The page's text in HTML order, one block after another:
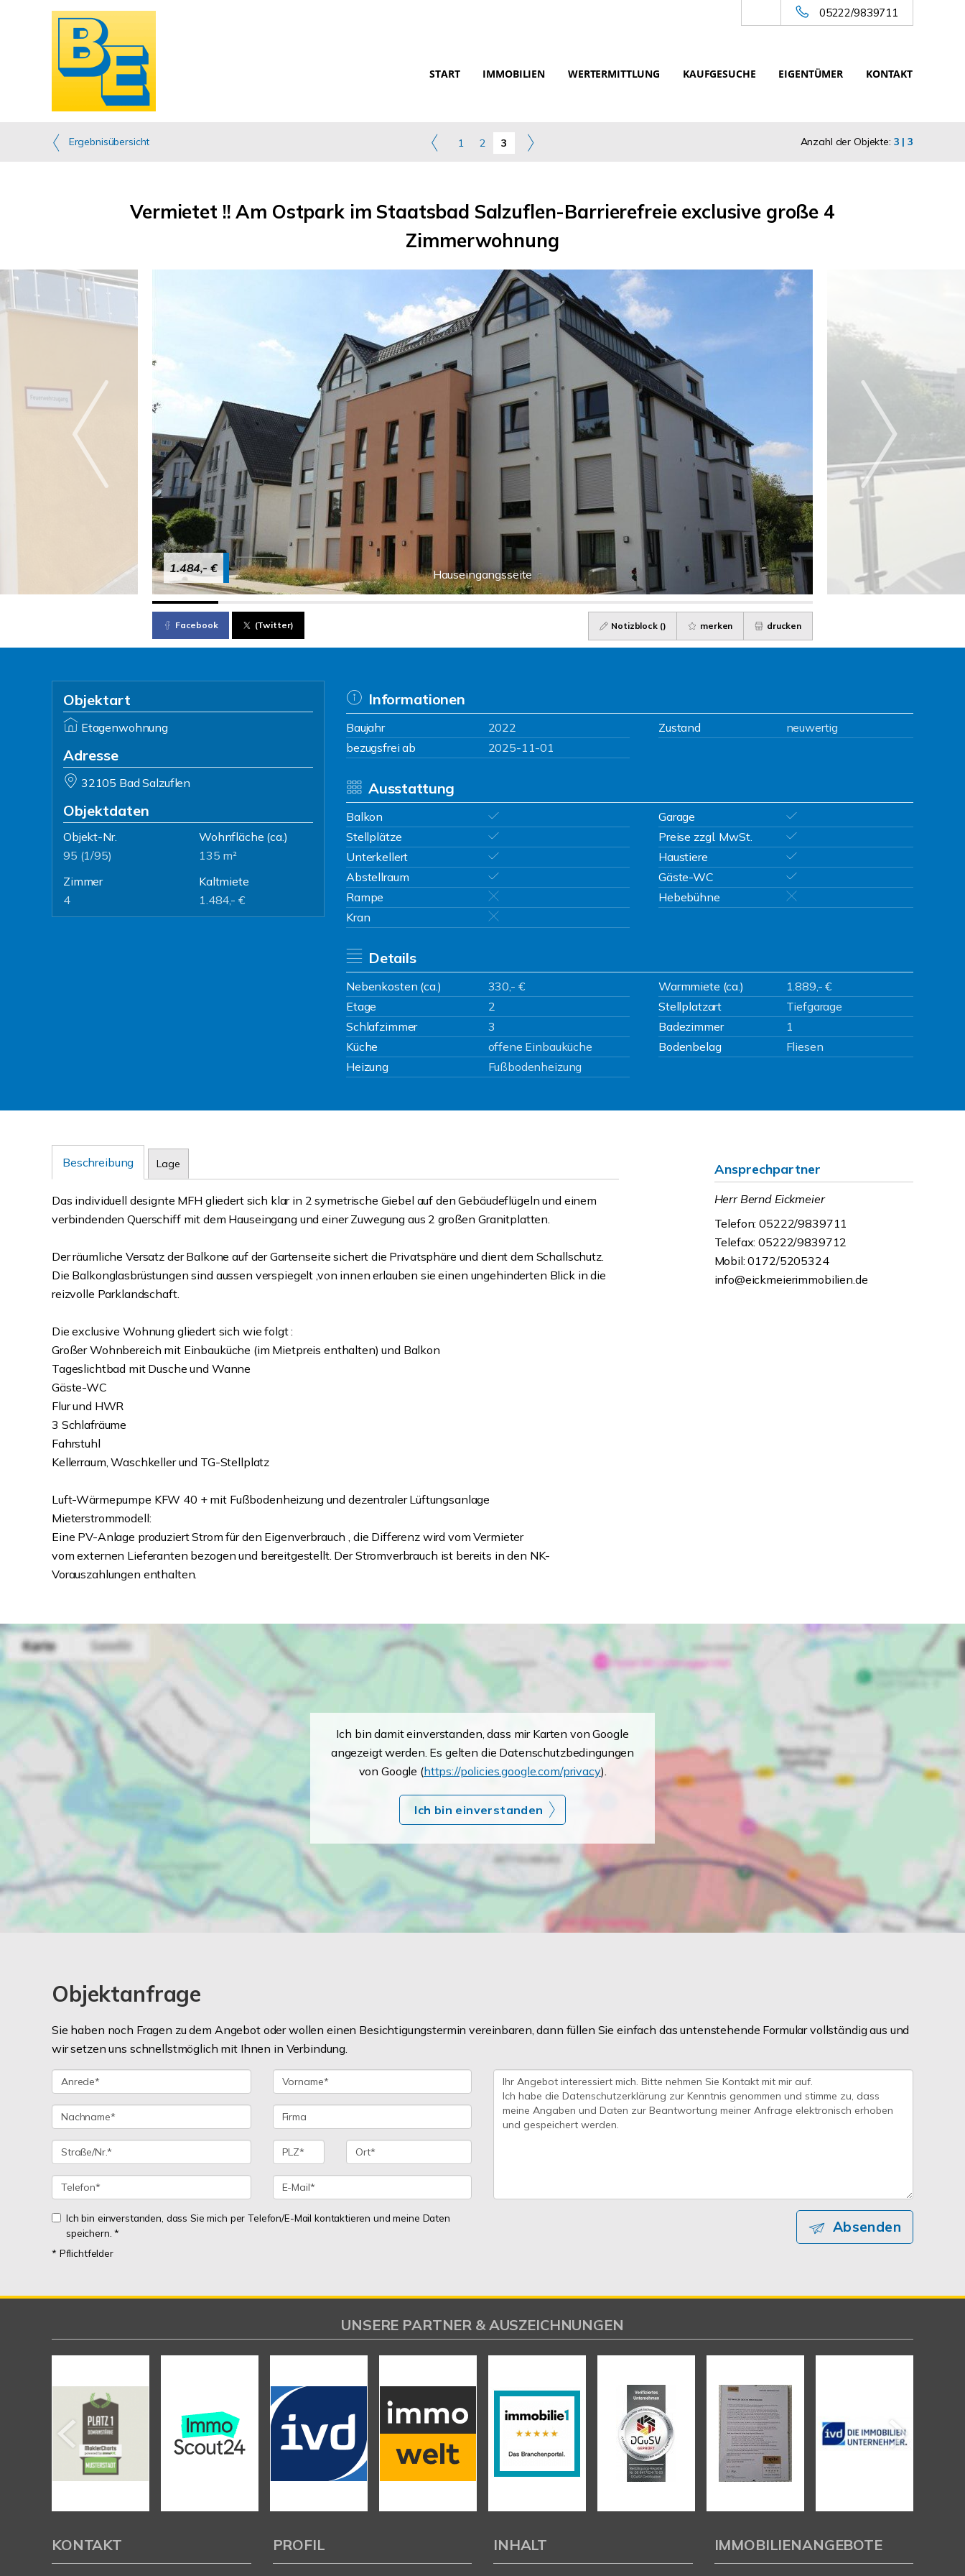
05222/9839711
START IMMOBILIEN WERTERMITTLUNG KAUFGESUCHE EIGENTÜMER KONTAKT
Ergebnisübersicht 1 2 3 Anzahl der Objekte: 3 | 3
Vermietet !! Am Ostpark im Staatsbad Salzuflen-Barrierefreie exclusive große 4
Zimmerwohnung
Hauseingangsseite
1.484,- €
Facebook (Twitter) Notizblock () merken drucken
Objektart
Etagenwohnung
Adresse
32105 Bad Salzuflen
Objektdaten
Objekt-Nr.
95 (1/95)
Wohnfläche (ca.)
135 m²
Zimmer
4
Kaltmiete
1.484,- €
Informationen
Baujahr 2022 Zustand
neuwertig
bezugsfrei ab
2025-11-01
Ausstattung
Balkon
Garage
Stellplätze
Preise zzgl. MwSt.
Unterkellert
Haustiere
Abstellraum
Gäste-WC
Rampe
Hebebühne
Kran
Details
Nebenkosten (ca.) 330,- € Warmmiete (ca.)
1.889,- €
Etage
2 Stellplatzart
Tiefgarage
Schlafzimmer
3 Badezimmer
1
Küche
offene Einbauküche Bodenbelag
Fliesen
Heizung
Fußbodenheizung
Beschreibung Lage
Das individuell designte MFH gliedert sich klar in 2 symetrische Giebel auf den Gebäudeflügeln und einem
verbindenden Querschiff mit dem Hauseingang und einer Zuwegung aus 2 großen Granitplatten.
Der räumliche Versatz der Balkone auf der Gartenseite sichert die Privatsphäre und dient dem Schallschutz.
Die Balkonglasbrüstungen sind aussen verspiegelt ,von innen erlauben sie einen ungehinderten Blick in die
reizvolle Parklandschaft.
Die exclusive Wohnung gliedert sich wie folgt :
Großer Wohnbereich mit Einbauküche (im Mietpreis enthalten) und Balkon
Tageslichtbad mit Dusche und Wanne
Gäste-WC
Flur und HWR
3 Schlafräume
Fahrstuhl
Kellerraum, Waschkeller und TG-Stellplatz
Luft-Wärmepumpe KFW 40 + mit Fußbodenheizung und dezentraler Lüftungsanlage
Mieterstrommodell:
Eine PV-Anlage produziert Strom für den Eigenverbrauch , die Differenz wird vom Vermieter
vom externen Lieferanten bezogen und bereitgestellt. Der Stromverbrauch ist bereits in den NK-
Vorauszahlungen enthalten.
Ansprechpartner
Herr Bernd Eickmeier
Telefon: 05222/9839711
Telefax: 05222/9839712
Mobil: 0172/5205324
info@eickmeierimmobilien.de
Ich bin damit einverstanden, dass mir Karten von Google
angezeigt werden. Es gelten die Datenschutzbedingungen
von Google (https://policies.google.com/privacy).
Ich bin einverstanden
Objektanfrage
Sie haben noch Fragen zu dem Angebot oder wollen einen Besichtigungstermin vereinbaren, dann füllen Sie einfach das untenstehende Formular vollständig aus und
wir setzen uns schnellstmöglich mit Ihnen in Verbindung.
Ich bin einverstanden, dass Sie mich per Telefon/E-Mail kontaktieren und meine Daten
speichern. *
* Pflichtfelder
Absenden
UNSERE PARTNER & AUSZEICHNUNGEN
KONTAKT PROFIL INHALT IMMOBILIENANGEBOTE